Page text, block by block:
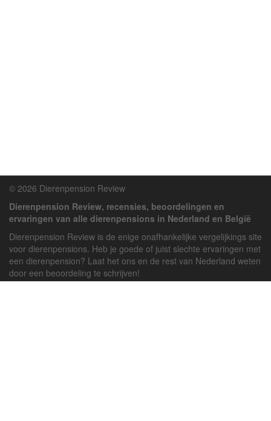
© 2026 Dierenpension Review
Dierenpension Review, recensies, beoordelingen en
ervaringen van alle dierenpensions in Nederland en België
Dierenpension Review is de enige onafhankelijke vergelijkings site
voor dierenpensions. Heb je goede of juist slechte ervaringen met
een dierenpension? Laat het ons en de rest van Nederland weten
door een beoordeling te schrijven!